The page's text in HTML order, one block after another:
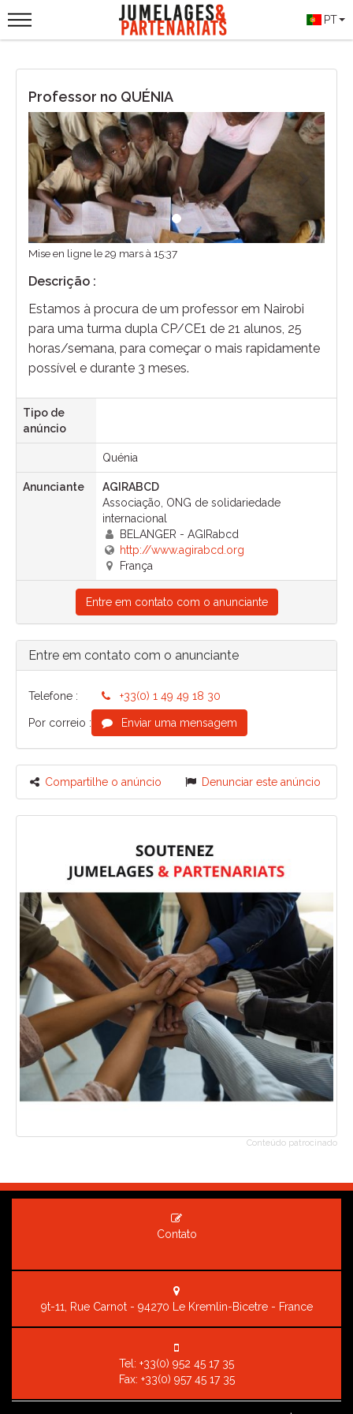
PT
Professor no QUÉNIA
Previous Next
Mise en ligne le 29 mars à 15:37
Descrição :
Estamos à procura de um professor em Nairobi
para uma turma dupla CP/CE1 de 21 alunos, 25
horas/semana, para começar o mais rapidamente
possível e durante 3 meses.
Tipo de
anúncio
Quénia
Anunciante
AGIRABCD
Associação, ONG de solidariedade
internacional
BELANGER - AGIRabcd
http://www.agirabcd.org
França
Entre em contato com o anunciante
Entre em contato com o anunciante
Telefone : +33(0) 1 49 49 18 30
Por correio : Enviar uma mensagem
Compartilhe o anúncio Denunciar este anúncio
Conteúdo patrocinado
Contato
9t-11, Rue Carnot - 94270 Le Kremlin-Bicetre - France
Tel: +33(0) 952 45 17 35
Fax: +33(0) 957 45 17 35